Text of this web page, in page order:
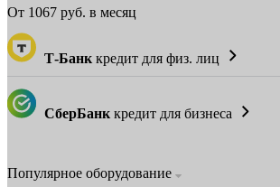
От 1067 руб. в месяц
Т-Банк кредит для физ. лиц
СберБанк кредит для бизнеса
Популярное оборудование